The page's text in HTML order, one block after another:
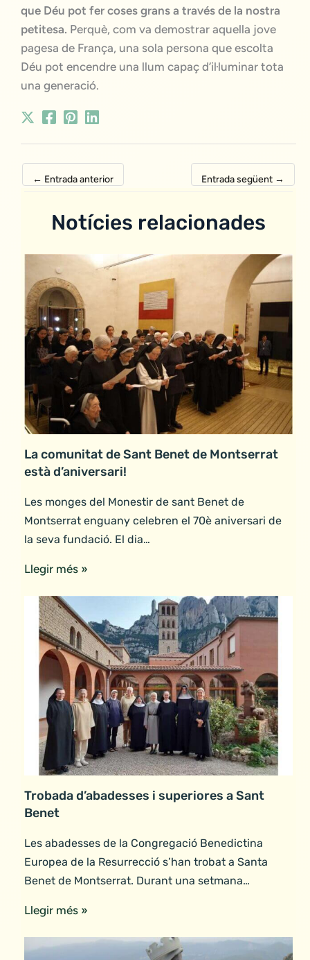
que Déu pot fer coses grans a través de la nostra
petitesa. Perquè, com va demostrar aquella jove
pagesa de França, una sola persona que escolta
Déu pot encendre una llum capaç d’il·luminar tota
una generació.
← Entrada anterior Entrada següent →
Notícies relacionades
La comunitat de Sant Benet de Montserrat
està d’aniversari!
Les monges del Monestir de sant Benet de
Montserrat enguany celebren el 70è aniversari de
la seva fundació. El dia…
Llegir més »
Trobada d’abadesses i superiores a Sant
Benet
Les abadesses de la Congregació Benedictina
Europea de la Resurrecció s’han trobat a Santa
Benet de Montserrat. Durant una setmana…
Llegir més »